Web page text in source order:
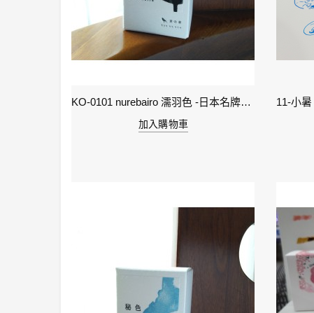
KO-0101 nurebairo 濡羽色 -日本名牌京の音樽裝鋼筆墨水40ml 4573356130012
加入購物車